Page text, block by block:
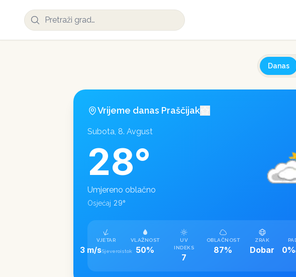
Danas
Vrijeme danas Praščijak
Subota, 8. Avgust
28°
Umjereno oblačno
Osjećaj 29°
VJETAR
3 m/sSjeveroistok
VLAŽNOST
50%
UV
INDEKS
7
OBLAČNOST
87%
ZRAK
Dobar 0%